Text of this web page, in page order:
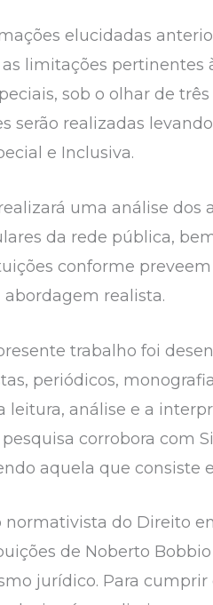
elucidadas
limitações
sob o olhar de
serão realizadas
e Inclusiva.
uma análise
da rede pública,
conforme
realista.
trabalho foi
periódicos,
leitura, análise e a
corrobora com
aquela que
do Direito
de Noberto
jurídico. Para